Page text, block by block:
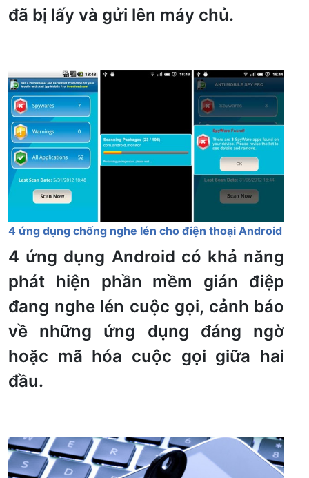
đã bị lấy và gửi lên máy chủ.
4 ứng dụng chống nghe lén cho điện thoại Android
4 ứng dụng Android có khả năng
phát hiện phần mềm gián điệp
đang nghe lén cuộc gọi, cảnh báo
về những ứng dụng đáng ngờ
hoặc mã hóa cuộc gọi giữa hai
đầu.